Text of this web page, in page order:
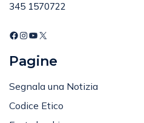
Codice Etico
Fact checking